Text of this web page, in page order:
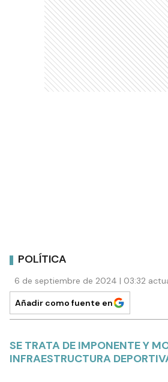
POLÍTICA
6 de septiembre de 2024 | 03:32
Añadir como fuente en
SE TRATA DE IMPONENTE Y
INFRAESTRUCTURA